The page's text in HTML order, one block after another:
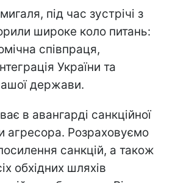
під час зустрічі з
широке коло питань:
співпраця,
України та
держави.
в авангарді санкційної
агресора. Розраховуємо
санкцій, а також
обхідних шляхів